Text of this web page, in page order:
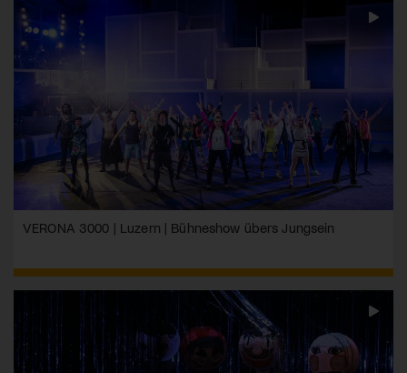
VERONA 3000 | Luzern | Bühneshow übers Jungsein